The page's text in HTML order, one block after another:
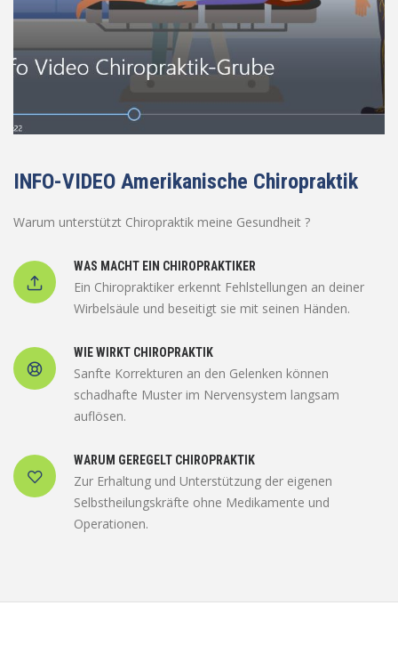
INFO-VIDEO Amerikanische Chiropraktik
Warum unterstützt Chiropraktik meine Gesundheit ?
WAS MACHT EIN CHIROPRAKTIKER
Ein Chiropraktiker erkennt Fehlstellungen an deiner
Wirbelsäule und beseitigt sie mit seinen Händen.
WIE WIRKT CHIROPRAKTIK
Sanfte Korrekturen an den Gelenken können
schadhafte Muster im Nervensystem langsam
auflösen.
WARUM GEREGELT CHIROPRAKTIK
Zur Erhaltung und Unterstützung der eigenen
Selbstheilungskräfte ohne Medikamente und
Operationen.